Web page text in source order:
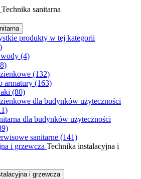
Technika sanitarna
produkty w tej kategorii
(4)
(132)
armatury (163)
(80)
dla budynków użyteczności
dla budynków użyteczności
sanitarne (141)
i grzewcza Technika instalacyjna i
i grzewcza